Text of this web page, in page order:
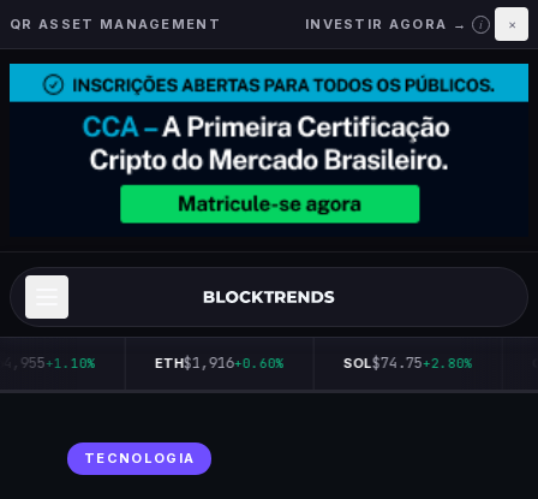
QR ASSET MANAGEMENT INVESTIR AGORA → i ×
+1.10% ETH$1,916+0.60% SOL$74.75+2.80%
TECNOLOGIA